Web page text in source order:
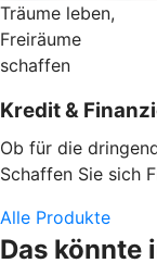
Träume leben,
Freiräume
schaffen
Kredit &
Ob für die
Schaffen Sie sich
Alle Produkte
Das könnte